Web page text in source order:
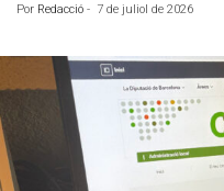
Por Redacció - 7 de juliol de 2026